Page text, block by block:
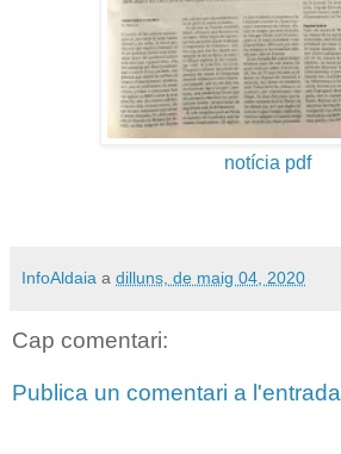
notícia pdf
InfoAldaia a dilluns, de maig 04, 2020
Cap comentari:
Publica un comentari a l'entrada